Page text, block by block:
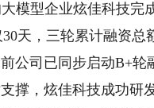
型企业炫佳科技完
天，三轮累计融资
公司已同步启动B+轮
，炫佳科技成功研